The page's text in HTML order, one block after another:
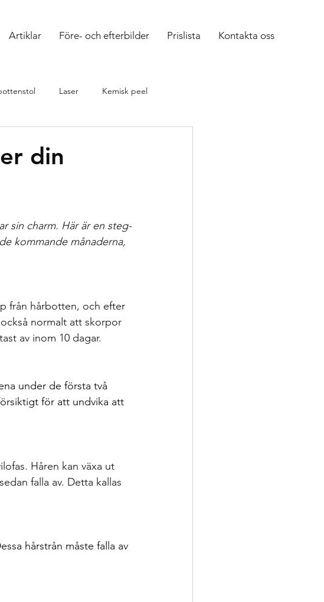
Artiklar Före- och efterbilder Prislista Kontakta oss
Laser Kemisk peel
din
sin charm. Här är en steg-
kommande månaderna,
från hårbotten, och efter
normalt att skorpor
av inom 10 dagar.
under de första två
för att undvika att
Håren kan växa ut
falla av. Detta kallas
hårstrån måste falla av